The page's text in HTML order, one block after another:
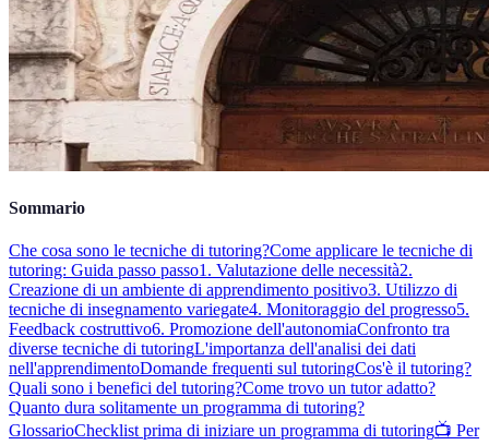
Sommario
Che cosa sono le tecniche di tutoring?Come applicare le tecniche di
tutoring: Guida passo passo1. Valutazione delle necessità2.
Creazione di un ambiente di apprendimento positivo3. Utilizzo di
tecniche di insegnamento variegate4. Monitoraggio del progresso5.
Feedback costruttivo6. Promozione dell'autonomiaConfronto tra
diverse tecniche di tutoringL'importanza dell'analisi dei dati
nell'apprendimentoDomande frequenti sul tutoringCos'è il tutoring?
Quali sono i benefici del tutoring?Come trovo un tutor adatto?
Quanto dura solitamente un programma di tutoring?
GlossarioChecklist prima di iniziare un programma di tutoring📺 Per